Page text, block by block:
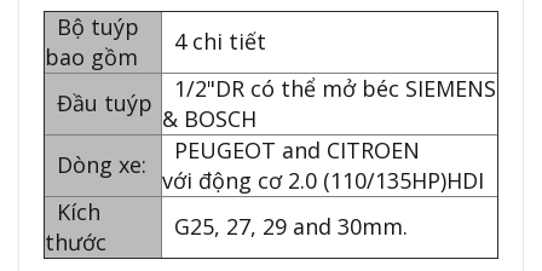
Bộ tuýp
bao gồm
4 chi tiết
Đầu tuýp
1/2"DR có thể mở béc SIEMENS
& BOSCH
Dòng xe:
PEUGEOT and CITROEN
với động cơ 2.0 (110/135HP)HDI
Kích
thước
G25, 27, 29 and 30mm.